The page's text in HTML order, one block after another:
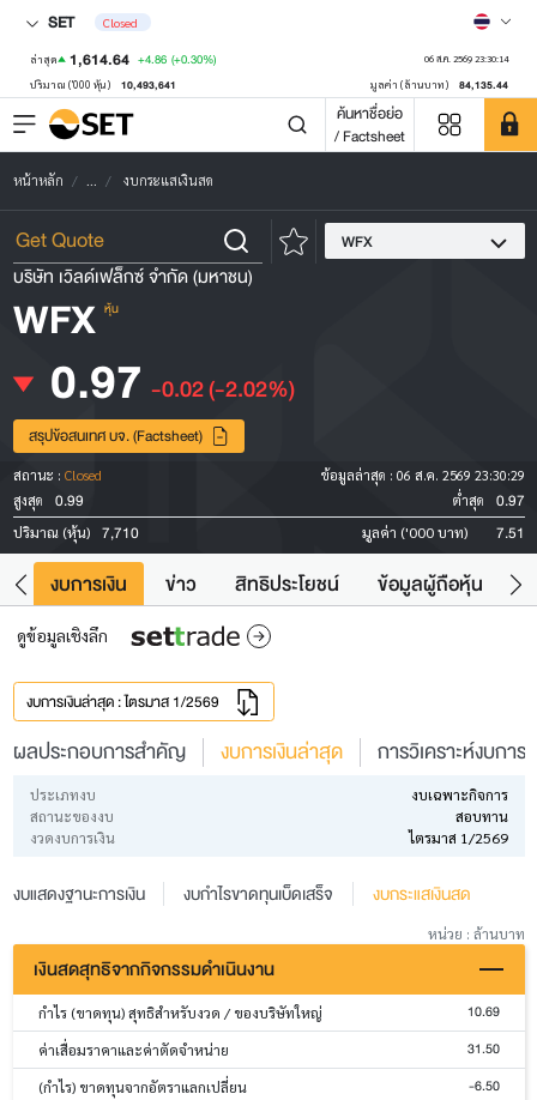
SET Closed
ล่าสุด 1,614.64 +4.86 (+0.30%) 06 ส.ค. 2569 23:30:14
ปริมาณ ('000 หุ้น) 10,493,641 มูลค่า (ล้านบาท) 84,135.44
ค้นหาชื่อย่อ
/ Factsheet
หน้าหลัก ... งบกระแสเงินสด
WFX
บริษัท เวิลด์เฟล็กซ์ จำกัด (มหาชน)
WFX หุ้น
0.97 -0.02(-2.02%)
สรุปข้อสนเทศ บจ. (Factsheet)
สถานะ : Closed ข้อมูลล่าสุด : 06 ส.ค. 2569 23:30:29
สูงสุด
0.99 ต่ำสุด 0.97
ปริมาณ (หุ้น) 7,710 มูลค่า ('000 บาท) 7.51
งบการเงิน ข่าว สิทธิประโยชน์ ข้อมูลผู้ถือหุ้น
ดูข้อมูลเชิงลึก
งบการเงินล่าสุด : ไตรมาส 1/2569
ผลประกอบการสำคัญ งบการเงินล่าสุด การวิเคราะห์งบการ
ประเภทงบ
งบเฉพาะกิจการ
สถานะของงบ
สอบทาน
งวดงบการเงิน
ไตรมาส 1/2569
งบแสดงฐานะการเงิน งบกำไรขาดทุนเบ็ดเสร็จ งบกระแสเงินสด
หน่วย : ล้านบาท
เงินสดสุทธิจากกิจกรรมดำเนินงาน
กำไร (ขาดทุน) สุทธิสำหรับงวด / ของบริษัทใหญ่ 10.69
ค่าเสื่อมราคาและค่าตัดจำหน่าย 31.50
(กำไร) ขาดทุนจากอัตราแลกเปลี่ยน -6.50